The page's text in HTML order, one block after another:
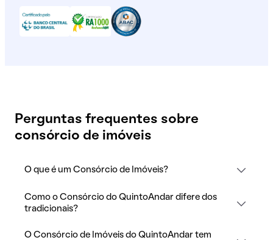
Perguntas frequentes sobre
consórcio de imóveis
O que é um Consórcio de Imóveis?
Como o Consórcio do QuintoAndar difere dos
tradicionais?
O Consórcio de Imóveis do QuintoAndar tem